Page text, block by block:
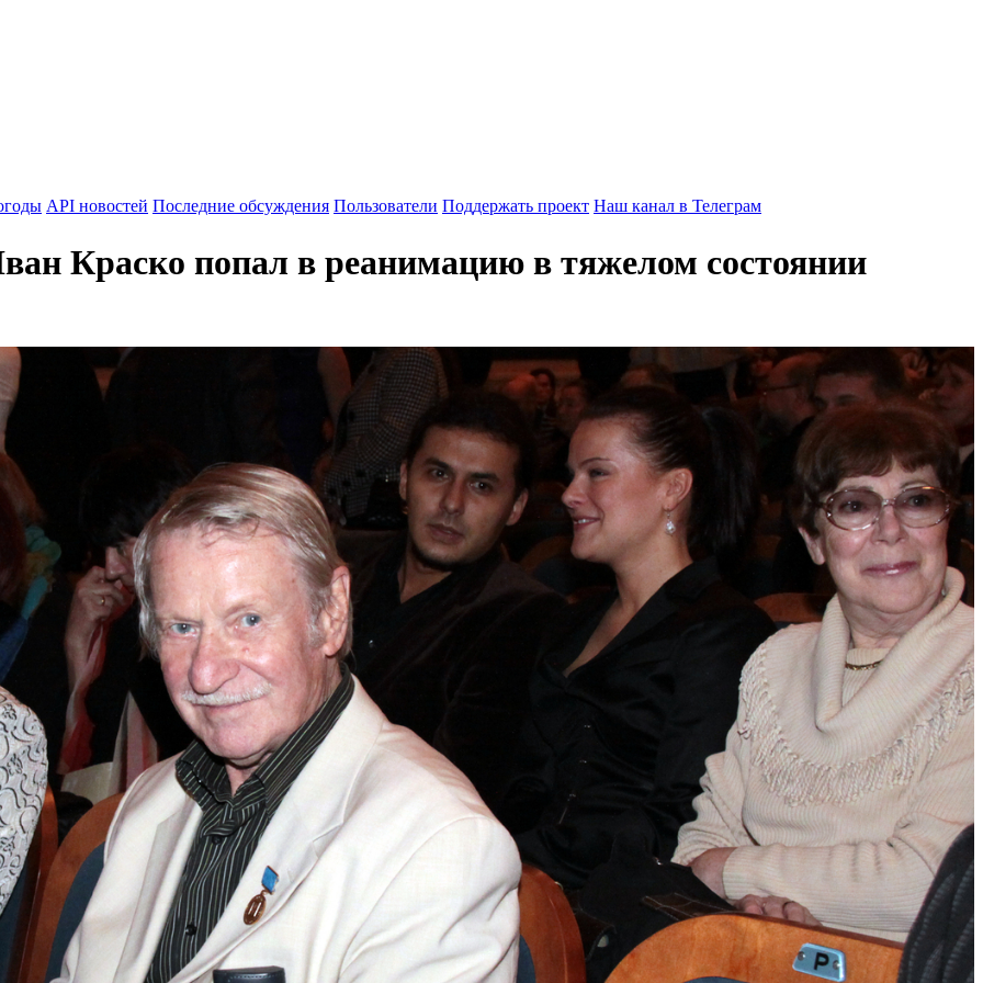
API новостей Последние обсуждения Пользователи Поддержать проект Наш канал в Телеграм
Краско попал в реанимацию в тяжелом состоянии